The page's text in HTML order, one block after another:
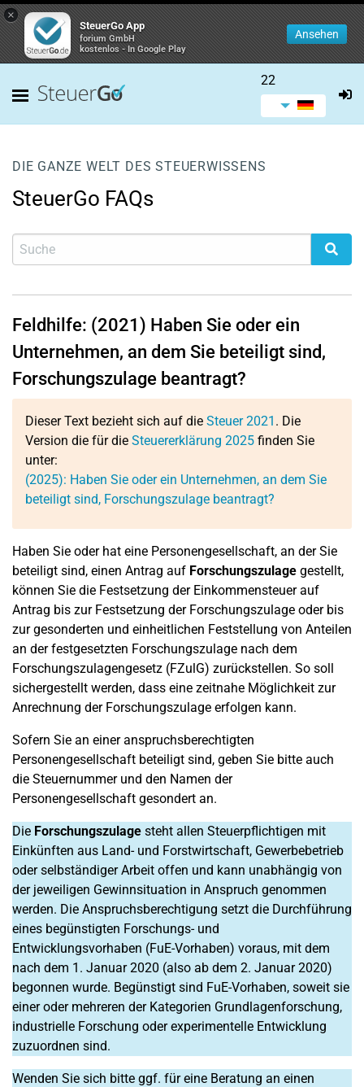
×
SteuerGo App
forium GmbH
kostenlos - In Google Play
Ansehen
22
DIE GANZE WELT DES STEUERWISSENS
SteuerGo FAQs
Feldhilfe: (2021) Haben Sie oder ein
Unternehmen, an dem Sie beteiligt sind,
Forschungszulage beantragt?
Dieser Text bezieht sich auf die Steuer 2021 . Die
Version die für die Steuererklärung 2025 finden Sie
unter:
(2025): Haben Sie oder ein Unternehmen, an dem Sie
beteiligt sind, Forschungszulage beantragt?
Haben Sie oder hat eine Personengesellschaft, an der Sie
beteiligt sind, einen Antrag auf Forschungszulage gestellt,
können Sie die Festsetzung der Einkommensteuer auf
Antrag bis zur Festsetzung der Forschungszulage oder bis
zur gesonderten und einheitlichen Feststellung von Anteilen
an der festgesetzten Forschungszulage nach dem
Forschungszulagengesetz (FZulG) zurückstellen. So soll
sichergestellt werden, dass eine zeitnahe Möglichkeit zur
Anrechnung der Forschungszulage erfolgen kann.
Sofern Sie an einer anspruchsberechtigten
Personengesellschaft beteiligt sind, geben Sie bitte auch
die Steuernummer und den Namen der
Personengesellschaft gesondert an.
Die Forschungszulage steht allen Steuerpflichtigen mit
Einkünften aus Land- und Forstwirtschaft, Gewerbebetrieb
oder selbständiger Arbeit offen und kann unabhängig von
der jeweiligen Gewinnsituation in Anspruch genommen
werden. Die Anspruchsberechtigung setzt die Durchführung
eines begünstigten Forschungs- und
Entwicklungsvorhaben (FuE-Vorhaben) voraus, mit dem
nach dem 1. Januar 2020 (also ab dem 2. Januar 2020)
begonnen wurde. Begünstigt sind FuE-Vorhaben, soweit sie
einer oder mehreren der Kategorien Grundlagenforschung,
industrielle Forschung oder experimentelle Entwicklung
zuzuordnen sind.
Wenden Sie sich bitte ggf. für eine Beratung an einen